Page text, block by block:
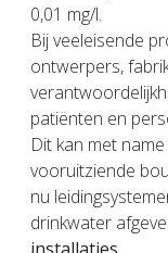
0,01 mg/l.
Bij veeleisende
ontwerpers,
patiënten en
Dit kan met
vooruitziende
nu
drinkwater